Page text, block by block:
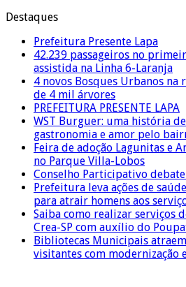
Destaques
Prefeitura Presente Lapa
42.239 passageiros no
assistida na Linha 6-Laranja
4 novos Bosques Urbanos na
de 4 mil árvores
PREFEITURA PRESENTE LAPA
WST Burguer: uma história
gastronomia e amor pelo
Feira de adoção Lagunitas e
no Parque Villa-Lobos
Conselho Participativo
Prefeitura leva ações de
para atrair homens aos
Saiba como realizar serviços
Crea-SP com auxílio do
Bibliotecas Municipais
visitantes com modernização